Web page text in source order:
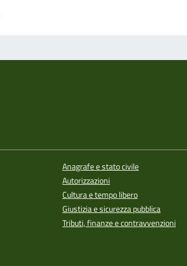
Anagrafe e stato civile
Autorizzazioni
Cultura e tempo libero
Giustizia e sicurezza pubblica
Tributi, finanze e contravvenzioni